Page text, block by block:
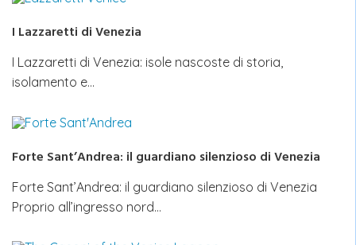
I Lazzaretti di Venezia
I Lazzaretti di Venezia: isole nascoste di storia,
isolamento e…
Forte Sant’Andrea: il guardiano silenzioso di Venezia
Forte Sant’Andrea: il guardiano silenzioso di Venezia
Proprio all’ingresso nord…